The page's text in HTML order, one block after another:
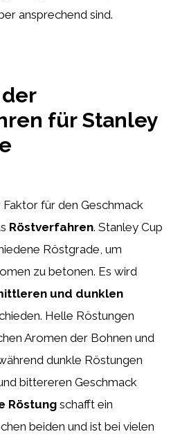
ansprechend sind.
für Stanley
für den Geschmack
Röstverfahren. Stanley Cup
Röstgrade, um
zu betonen. Es wird
und dunklen
Helle Röstungen
Aromen der Bohnen und
dunkle Röstungen
bittereren Geschmack
Röstung schafft ein
beiden und ist bei vielen